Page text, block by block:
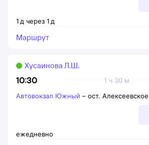
1 д через 1 д
Маршрут
10:30 1 ч 30 м
Хусаинова Л.Ш.
ежедневно
Автовокзал Южный – ост. Алексеевское